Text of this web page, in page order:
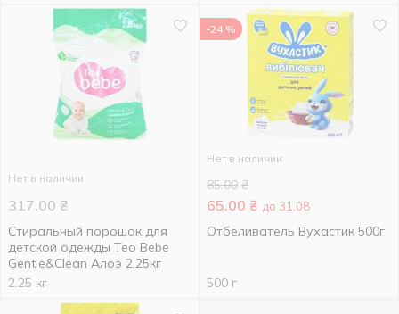
Нет в наличии
317.00 ₴
Стиральный порошок для
детской одежды Teo Bebe
Gentle&Clean Алоэ 2,25кг
2.25 кг
-24 %
Нет в наличии
85.00 ₴
65.00 ₴ до 31.08
Отбеливатель Вухастик 500г
500 г